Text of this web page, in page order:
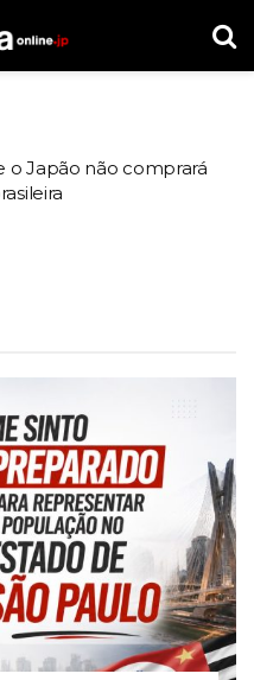
o Japão não comprará